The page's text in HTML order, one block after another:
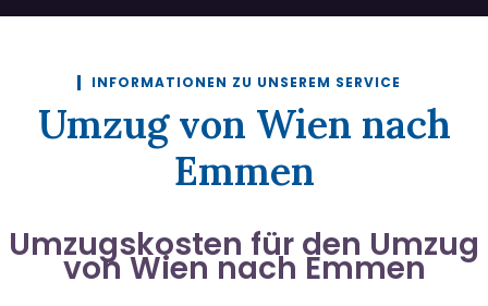
INFORMATIONEN ZU UNSEREM SERVICE
Umzug von Wien nach
Emmen
Umzugskosten für den Umzug
von Wien nach Emmen